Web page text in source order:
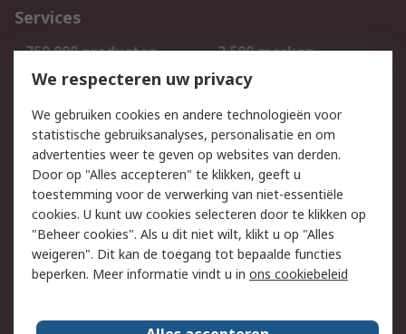
Services
750.000 producten
2.500 merken
Bestellen
Inkoopoplossingen
Track & Trace
Wettelijk
Cookiebeleid
Email veiligheid
Privacybeleid
Websitevoorwaarden
Algemene
verkoopvoorwaarden
Over RS
We respecteren uw privacy
We gebruiken cookies en andere technologieën voor
statistische gebruiksanalyses, personalisatie en om
advertenties weer te geven op websites van derden.
Door op "Alles accepteren" te klikken, geeft u
toestemming voor de verwerking van niet-essentiële
cookies. U kunt uw cookies selecteren door te klikken op
"Beheer cookies". Als u dit niet wilt, klikt u op "Alles
weigeren". Dit kan de toegang tot bepaalde functies
beperken. Meer informatie vindt u in ons cookiebeleid